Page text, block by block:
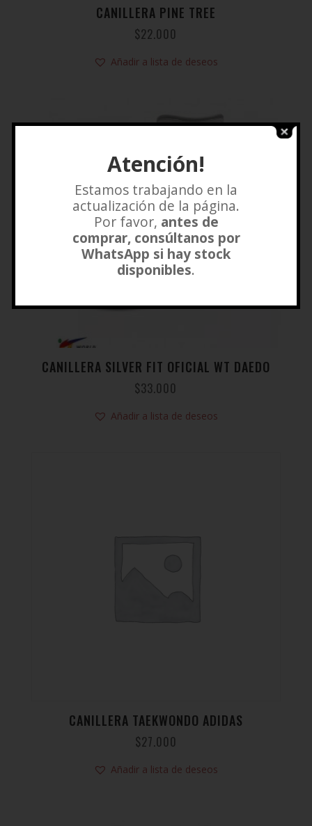
CANILLERA PINE TREE
$22.000
Añadir a lista de deseos
CANILLERA SILVER FIT OFICIAL WT DAEDO
$33.000
Añadir a lista de deseos
CANILLERA TAEKWONDO ADIDAS
$27.000
Añadir a lista de deseos
Atención!
Estamos trabajando en la
actualización de la página.
Por favor, antes de
comprar, consúltanos por
WhatsApp si hay stock
disponibles.